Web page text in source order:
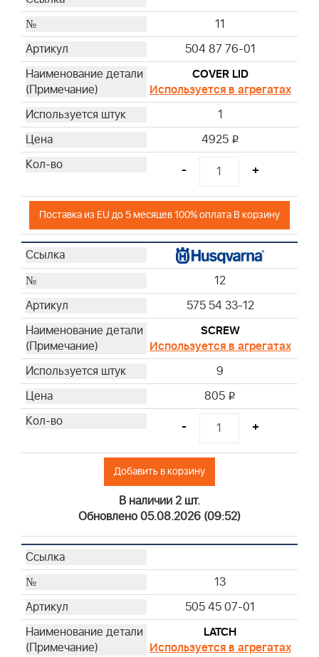
11
504 87 76-01
COVER LID
Используется в агрегатах
1
4925 i
- +
Поставка из EU до 5 месяцев 100% оплата В корзину
12
575 54 33-12
SCREW
Используется в агрегатах
9
805 i
- +
Добавить в корзину
В наличии 2 шт.
Обновлено 05.08.2026 (09:52)
13
505 45 07-01
LATCH
Используется в агрегатах